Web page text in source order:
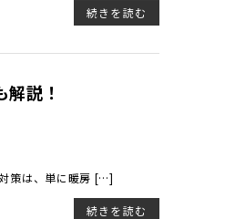
続きを読む
説！
策は、単に暖房 […]
続きを読む